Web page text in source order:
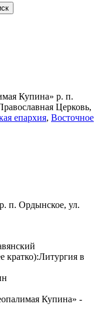
Купина» р. п.
Церковь,
епархия, Восточное
п. Ордынское, ул.
кратко):Литургия в
Купина» -